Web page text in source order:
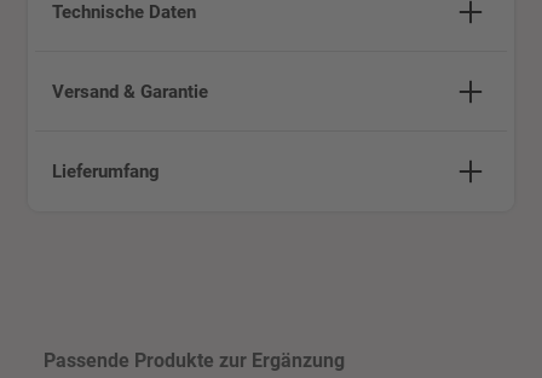
Technische Daten
Versand & Garantie
Lieferumfang
Passende Produkte zur Ergänzung